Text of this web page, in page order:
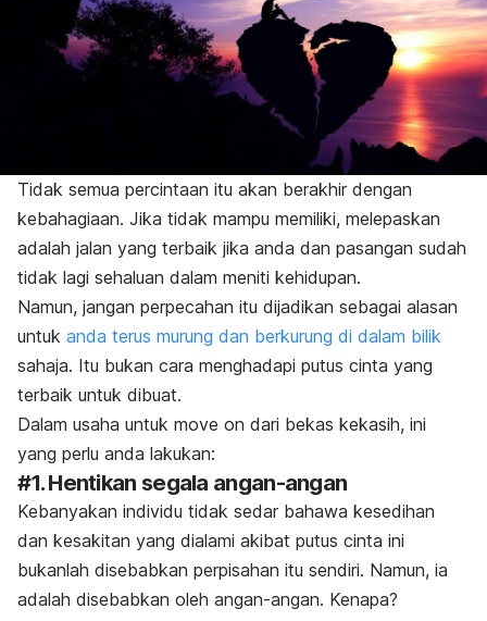
Tidak semua percintaan itu akan berakhir dengan
kebahagiaan. Jika tidak mampu memiliki, melepaskan
adalah jalan yang terbaik jika anda dan pasangan sudah
tidak lagi sehaluan dalam meniti kehidupan.
Namun, jangan perpecahan itu dijadikan sebagai alasan
untuk anda terus murung dan berkurung di dalam bilik
sahaja. Itu bukan cara menghadapi putus cinta yang
terbaik untuk dibuat.
Dalam usaha untuk move on dari bekas kekasih, ini
yang perlu anda lakukan:
#1. Hentikan segala angan-angan
Kebanyakan individu tidak sedar bahawa kesedihan
dan kesakitan yang dialami akibat putus cinta ini
bukanlah disebabkan perpisahan itu sendiri. Namun, ia
adalah disebabkan oleh angan-angan. Kenapa?